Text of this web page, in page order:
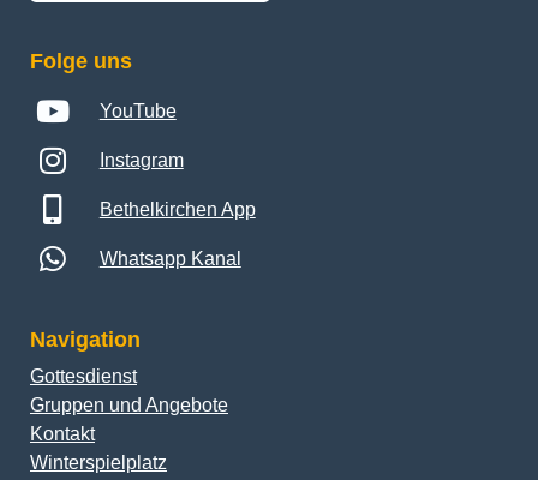
Folge uns
YouTube
Instagram
Bethelkirchen App
Whatsapp Kanal
Navigation
Gottesdienst
Gruppen und Angebote
Kontakt
Winterspielplatz